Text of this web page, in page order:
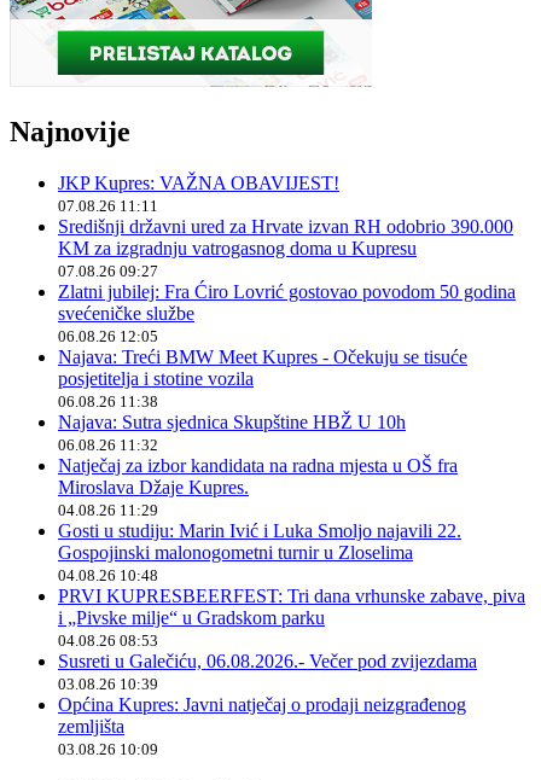
Najnovije
JKP Kupres: VAŽNA OBAVIJEST!
07.08.26 11:11
Središnji državni ured za Hrvate izvan RH odobrio 390.000
KM za izgradnju vatrogasnog doma u Kupresu
07.08.26 09:27
Zlatni jubilej: Fra Ćiro Lovrić gostovao povodom 50 godina
svećeničke službe
06.08.26 12:05
Najava: Treći BMW Meet Kupres - Očekuju se tisuće
posjetitelja i stotine vozila
06.08.26 11:38
Najava: Sutra sjednica Skupštine HBŽ U 10h
06.08.26 11:32
Natječaj za izbor kandidata na radna mjesta u OŠ fra
Miroslava Džaje Kupres.
04.08.26 11:29
Gosti u studiju: Marin Ivić i Luka Smoljo najavili 22.
Gospojinski malonogometni turnir u Zloselima
04.08.26 10:48
PRVI KUPRESBEERFEST: Tri dana vrhunske zabave, piva
i „Pivske milje“ u Gradskom parku
04.08.26 08:53
Susreti u Galečiću, 06.08.2026.- Večer pod zvijezdama
03.08.26 10:39
Općina Kupres: Javni natječaj o prodaji neizgrađenog
zemljišta
03.08.26 10:09